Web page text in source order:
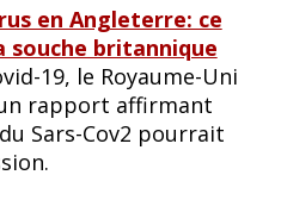
en Angleterre: ce
souche britannique
19, le Royaume-Uni
rapport affirmant
Sars-Cov2 pourrait